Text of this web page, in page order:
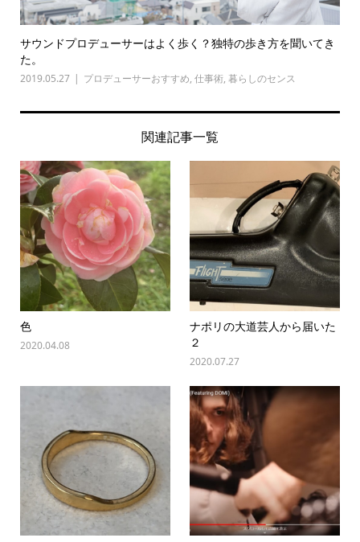
サウンドプロデューサーはよく歩く？独特の歩き方を聞いてき
た。
2019.05.27 プロデューサーおすすめ, 仕事術, 暮らしのセンス
関連記事一覧
色
2020.04.08
ナポリの大道芸人から届いた
２
2020.07.27